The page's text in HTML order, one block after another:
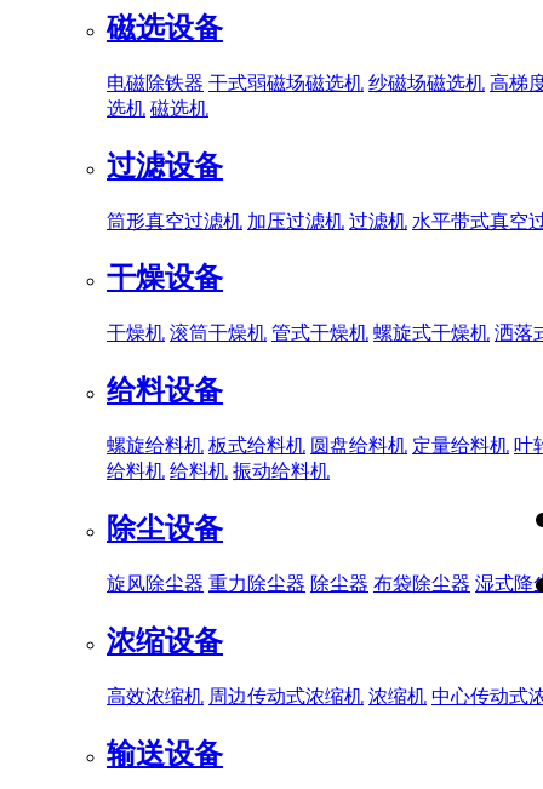
磁选设备
电磁除铁器 干式弱磁场磁选机 纱磁场磁选机 高梯
选机 磁选机
过滤设备
筒形真空过滤机 加压过滤机 过滤机 水平带式真空
干燥设备
干燥机 滚筒干燥机 管式干燥机 螺旋式干燥机 洒落
给料设备
螺旋给料机 板式给料机 圆盘给料机 定量给料机 叶
给料机 给料机 振动给料机
除尘设备
旋风除尘器 重力除尘器 除尘器 布袋除尘器 湿式降
浓缩设备
高效浓缩机 周边传动式浓缩机 浓缩机 中心传动式
输送设备